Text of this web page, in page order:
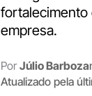
fortalecimento
empresa.
Por Júlio Barboza
Atualizado pela